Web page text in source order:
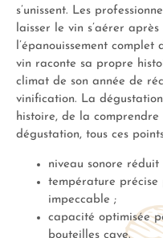
s’unissent. Les
laisser le vin s’aérer
l’épanouissement complet
vin raconte sa propre
climat de son année de
vinification. La
histoire, de la
dégustation, tous ces
niveau sonore
température précise
impeccable ;
capacité optimisée
bouteilles cave.